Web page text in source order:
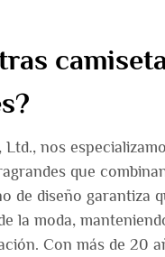
nos
que
de diseño garantiza
la moda,
Con más de 20